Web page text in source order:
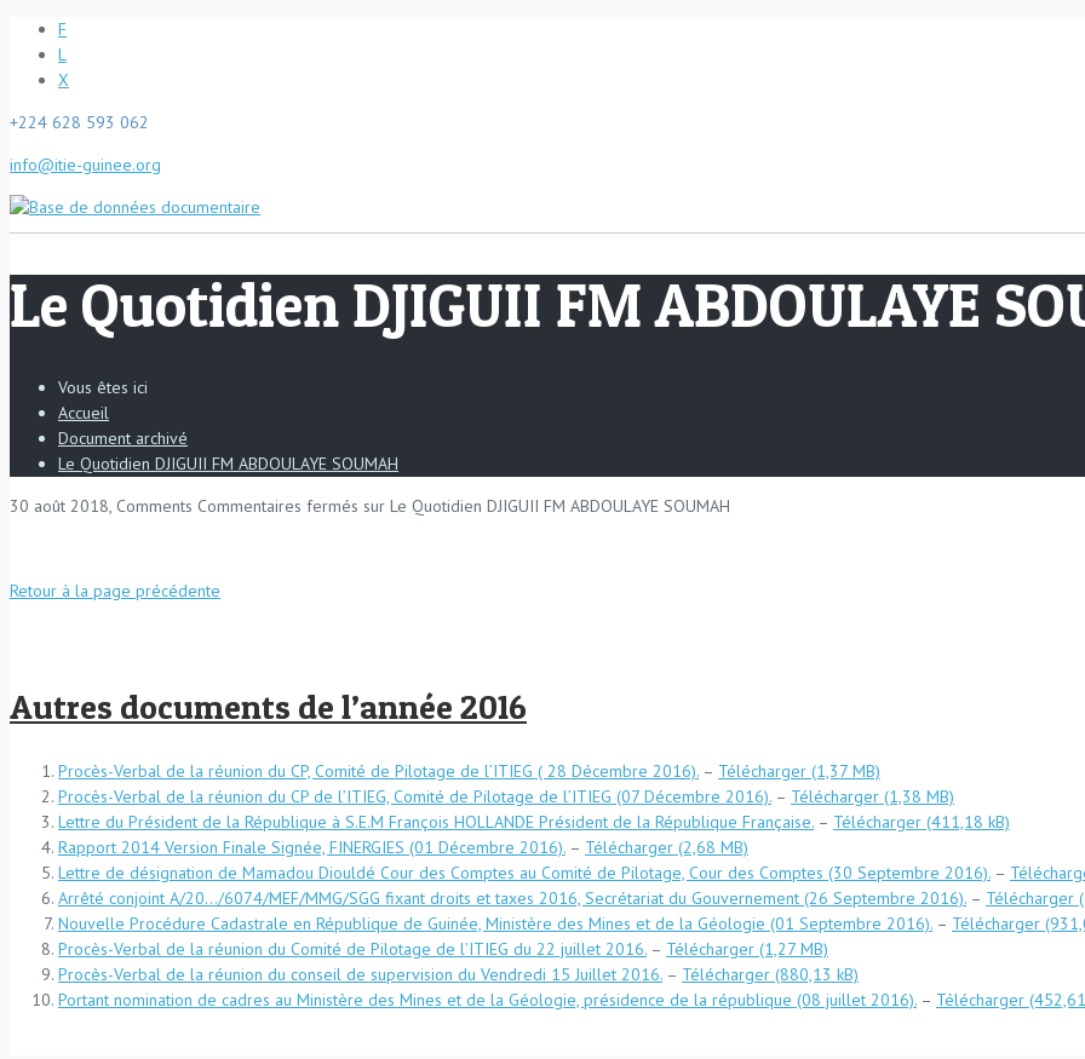
F
L
X
+224 628 593 062
info@itie-guinee.org
Le Quotidien DJIGUII FM ABDOULAYE
Vous êtes ici
Accueil
Document archivé
Le Quotidien DJIGUII FM ABDOULAYE SOUMAH
30 août 2018, Comments Commentaires fermés sur Le Quotidien DJIGUII FM ABDOULAYE SOUMAH
Retour à la page précédente
Autres documents de l’année 2016
Procès-Verbal de la réunion du CP, Comité de Pilotage de l’ITIEG ( 28 Décembre 2016). – Télécharger
Procès-Verbal de la réunion du CP de l’ITIEG, Comité de Pilotage de l’ITIEG (07 Décembre 2016). – Télécharger
Lettre du Président de la République à S.E.M François HOLLANDE Président de la République Française. – Télécharger
Rapport 2014 Version Finale Signée, FINERGIES (01 Décembre 2016). – Télécharger
Lettre de désignation de Mamadou Diouldé Cour des Comptes au Comité de Pilotage, Cour des Comptes (30 Septembre 2016). –
Arrêté conjoint A/20…/6074/MEF/MMG/SGG fixant droits et taxes 2016, Secrétariat du Gouvernement (26 Septembre 2016). – Télécharger
Nouvelle Procédure Cadastrale en République de Guinée, Ministère des Mines et de la Géologie (01 Septembre 2016). – Télécharger
Procès-Verbal de la réunion du Comité de Pilotage de l’ITIEG du 22 juillet 2016. – Télécharger
Procès-Verbal de la réunion du conseil de supervision du Vendredi 15 Juillet 2016. – Télécharger
Portant nomination de cadres au Ministère des Mines et de la Géologie, présidence de la république (08 juillet 2016). – Télécharger